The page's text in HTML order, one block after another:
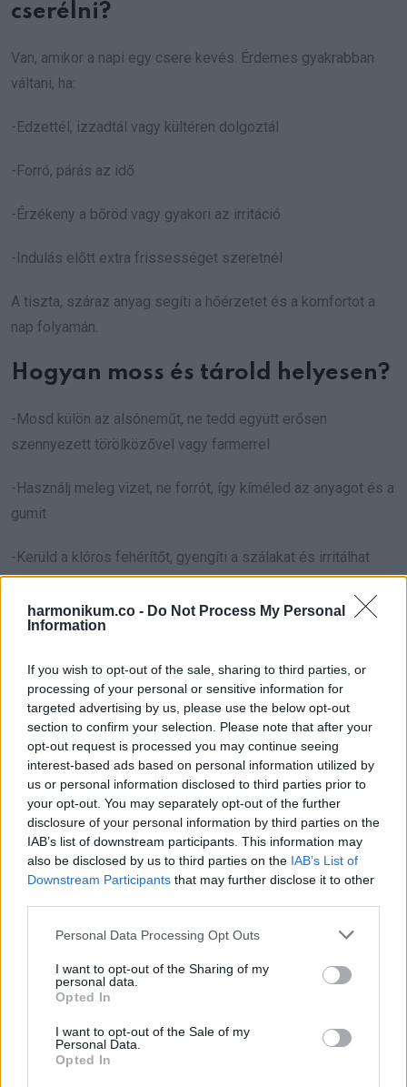
harmonikum.co - Do Not Process My Personal
Information
If you wish to opt-out of the sale, sharing to third parties, or
processing of your personal or sensitive information for
targeted advertising by us, please use the below opt-out
section to confirm your selection. Please note that after your
opt-out request is processed you may continue seeing
interest-based ads based on personal information utilized by
us or personal information disclosed to third parties prior to
your opt-out. You may separately opt-out of the further
disclosure of your personal information by third parties on the
IAB’s list of downstream participants. This information may
also be disclosed by us to third parties on the IAB’s List of
Downstream Participants that may further disclose it to other
Please note that this website/app uses one or more Google
not limited to your visit or usage behaviour. You may click to
grant or deny consent to Google and its third-party tags to
use your data for below specified purposes in below Google
consent section.
Personal Data Processing Opt Outs
I want to opt-out of the Sharing of my
personal data.
Opted In
I want to opt-out of the Sale of my
Personal Data.
Opted In
cserélni?
Van, amikor a napi egy csere kevés. Érdemes gyakrabban
váltani, ha:
-Edzettél, izzadtál vagy kültéren dolgoztál
-Forró, párás az idő
-Érzékeny a bőröd vagy gyakori az irritáció
-Indulás előtt extra frissességet szeretnél
A tiszta, száraz anyag segíti a hőérzetet és a komfortot a
nap folyamán.
Hogyan moss és tárold helyesen?
-Mosd külön az alsóneműt, ne tedd együtt erősen
szennyezett törölközővel vagy farmerrel
-Használj meleg vizet, ne forrót, így kíméled az anyagot és a
gumit
-Kerüld a klóros fehérítőt, gyengíti a szálakat és irritálhat
-Cseréld a régi darabokat időnként, nagyjából 6-12 havonta, a
minőségtől és használattól függően
Idővel a gondosan mosott alsó is veszíthet a formájából, és
maradhat benne láthatatlan lerakódás. Egy kis frissítés pár
havonta tisztább és kényelmesebb gardróbot ad.
Jelek, hogy ideje megválni tőlük
Cseréld le az alsóneműt, ha:
-Kinyúlt vagy érdes az anyag
-Mosás után is megmarad a szag
-Viseléskor dörzsöl, viszket vagy kényelmetlen
A bőröd puha, tiszta és friss textilt érdemel, nem megfáradt
darabokat.